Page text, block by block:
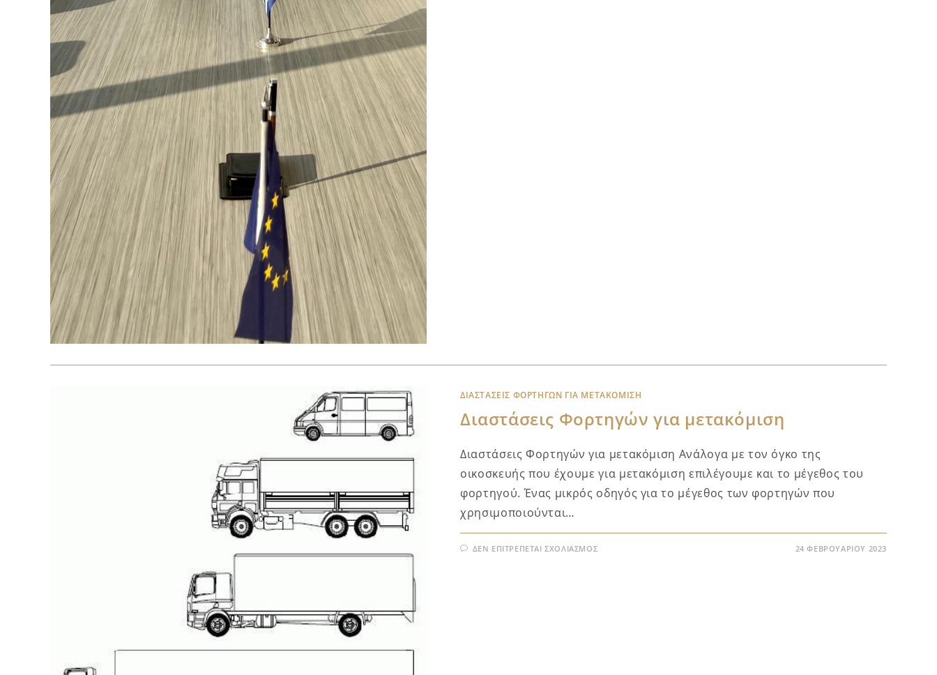
ΔΙΑΣΤΆΣΕΙΣ ΦΟΡΤΗΓΏΝ ΓΙΑ ΜΕΤΑΚΌΜΙΣΗ
Διαστάσεις Φορτηγών για μετακόμιση
Διαστάσεις Φορτηγών για μετακόμιση Ανάλογα με τον όγκο της
οικοσκευής που έχουμε για μετακόμιση επιλέγουμε και το μέγεθος του
φορτηγού. Ένας μικρός οδηγός για το μέγεθος των φορτηγών που
χρησιμοποιούνται…
ΔΕΝ ΕΠΙΤΡΈΠΕΤΑΙ ΣΧΟΛΙΑΣΜΌΣ 24 ΦΕΒΡΟΥΑΡΊΟΥ 2023